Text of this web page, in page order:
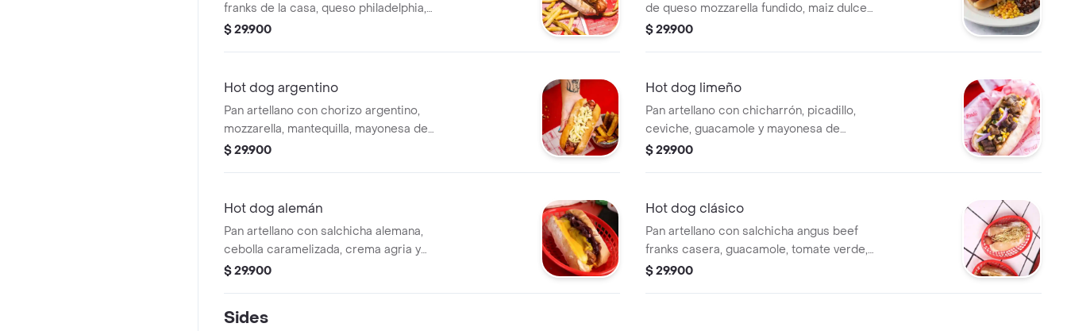
franks de la casa, queso philadelphia,
cebolla puerro caramelizado y
$ 29.900
de queso mozzarella fundido, maiz dulce
desgranado de la casa, mermelada de
$ 29.900
Hot dog argentino
Pan artellano con chorizo argentino,
mozzarella, mantequilla, mayonesa de
sriracha y chimichurri.
$ 29.900
Hot dog limeño
Pan artellano con chicharrón, picadillo,
ceviche, guacamole y mayonesa de
sriracha,
$ 29.900
Hot dog alemán
Pan artellano con salchicha alemana,
cebolla caramelizada, crema agria y
queso cheddar.
$ 29.900
Hot dog clásico
Pan artellano con salchicha angus beef
franks casera, guacamole, tomate verde,
cebolla blanca, pasabocas fosforitos,
$ 29.900
Sides